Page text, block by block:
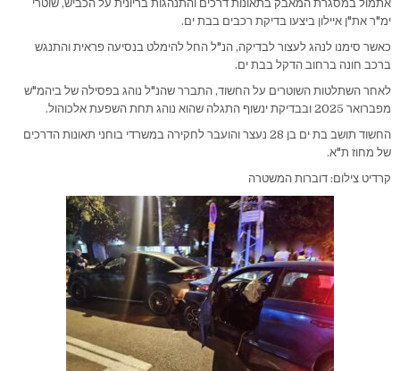
אתמול במסגרת המאבק בתאונות דרכים והתנהגות בריונית על הכביש, שוטרי
ימ"ר את"ן איילון ביצעו בדיקת רכבים בבת ים.
כאשר סימנו לנהג לעצור לבדיקה, הנ"ל החל להימלט בנסיעה פראית והתנגש
ברכב חונה ברחוב הדקל בבת ים.
לאחר השתלטות השוטרים על החשוד, התברר שהנ"ל נוהג בפסילה של ביהמ"ש
מפברואר 2025 ובבדיקת ינשוף התגלה שהוא נוהג תחת השפעת אלכוהול.
החשוד תושב בת ים בן 28 נעצר והועבר לחקירה במשרדי בוחני תאונות הדרכים
של מחוז ת"א.
קרדיט צילום: דוברות המשטרה